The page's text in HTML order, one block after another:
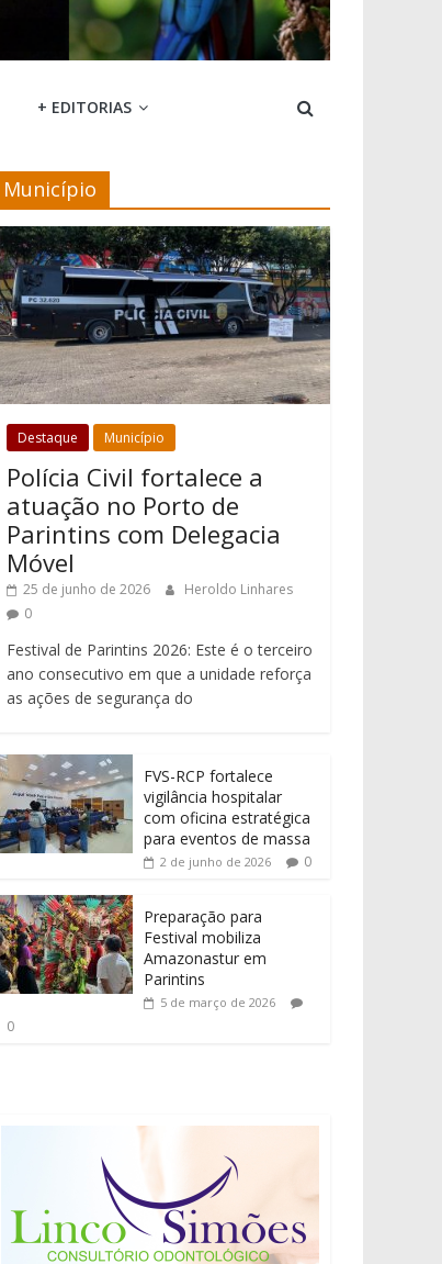
+ EDITORIAS
Município
Destaque Município
Polícia Civil fortalece a
atuação no Porto de
Parintins com Delegacia
Móvel
25 de junho de 2026
Heroldo Linhares
0
Festival de Parintins 2026: Este é o terceiro
ano consecutivo em que a unidade reforça
as ações de segurança do
FVS-RCP fortalece
vigilância hospitalar
com oficina estratégica
para eventos de massa
2 de junho de 2026 0
Preparação para
Festival mobiliza
Amazonastur em
Parintins
5 de março de 2026
0